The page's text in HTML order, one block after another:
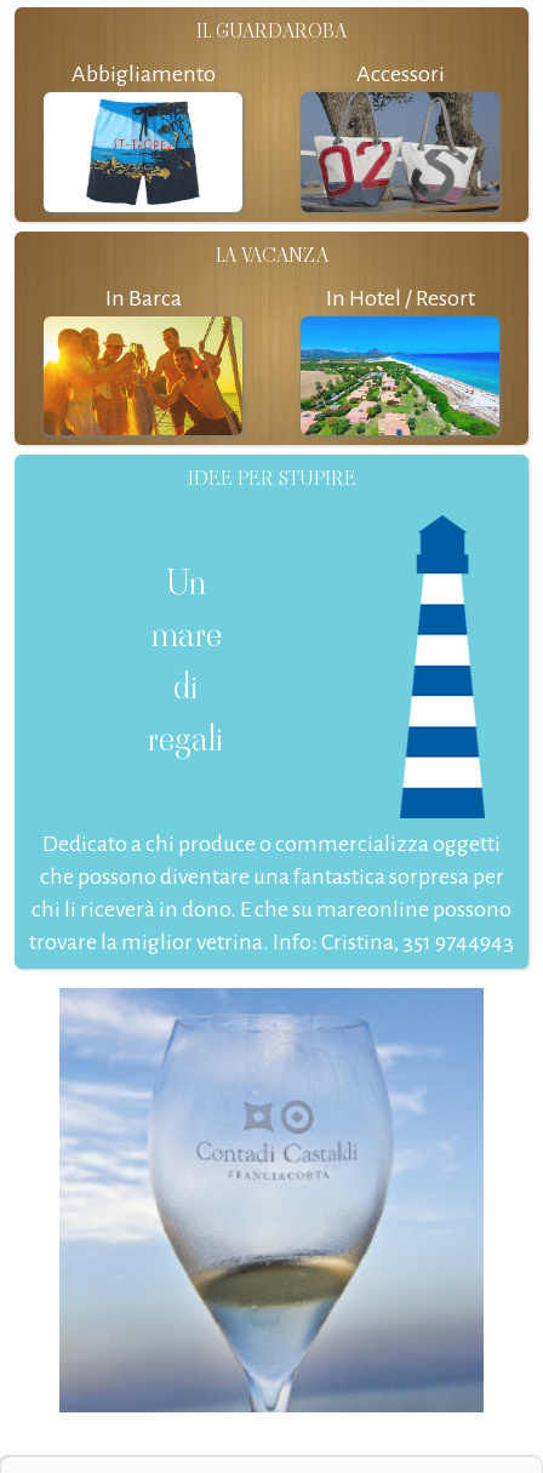
IL GUARDAROBA
Abbigliamento Accessori
LA VACANZA
In Barca In Hotel / Resort
IDEE PER STUPIRE
Un
mare
di
regali
Dedicato a chi produce o commercializza oggetti
che possono diventare una fantastica sorpresa per
chi li riceverà in dono. E che su mareonline possono
trovare la miglior vetrina. Info: Cristina, 351 9744943